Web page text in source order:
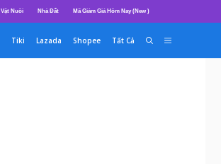
Vật Nuôi Nhà Đất Mã Giảm Giá Hôm Nay (New )
Tiki Lazada Shopee Tất Cả